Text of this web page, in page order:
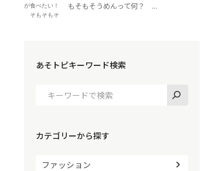
もそもそうめんって何？ ...
あそトピキーワード検索
カテゴリーから探す
ファッション